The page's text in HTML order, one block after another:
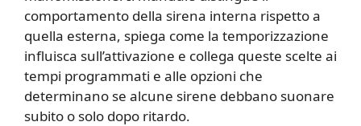
comportamento della sirena interna rispetto a
quella esterna, spiega come la temporizzazione
influisca sull’attivazione e collega queste scelte ai
tempi programmati e alle opzioni che
determinano se alcune sirene debbano suonare
subito o solo dopo ritardo.